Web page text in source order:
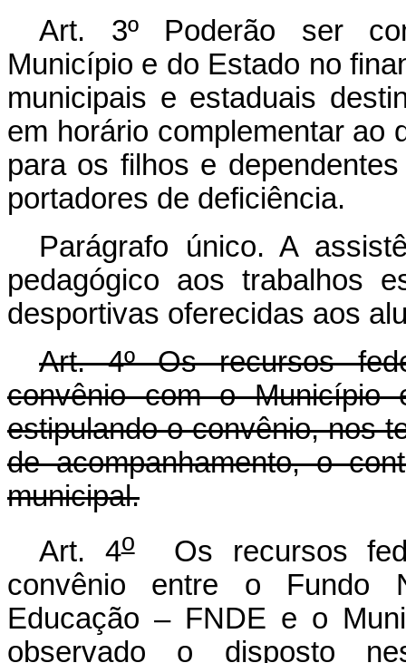
Art. 3º Poderão ser
Município e do Estado no
municipais e estaduais
em horário complementar ao
para os filhos e
portadores de deficiência.
Parágrafo único. A
pedagógico aos trabalhos
desportivas oferecidas aos
Art. 4º Os recursos
convênio com o
estipulando o convênio, nos
de acompanhamento, o
municipal.
Art. 4oOs recursos
convênio entre o Fundo
Educação – FNDE e o
observado o disposto